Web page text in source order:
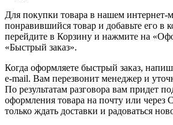
Для покупки товара в нашем интернет-
понравившийся товар и добавьте его в
перейдите в Корзину и нажмите на
«Быстрый заказ».
Когда оформляете быстрый заказ,
e-mail. Вам перезвонит менеджер и
По результатам разговора вам придет
оформления товара на почту или через
только ждать доставки и радоваться